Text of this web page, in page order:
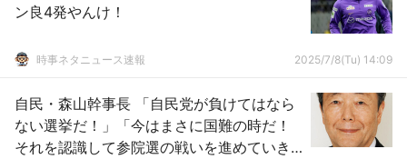
ン良4発やんけ！
時事ネタニュース速報 2025/7/8(Tu) 14:09
自民・森山幹事長 「自民党が負けてはなら
ない選挙だ！」「今はまさに国難の時だ！
それを認識して参院選の戦いを進めていき